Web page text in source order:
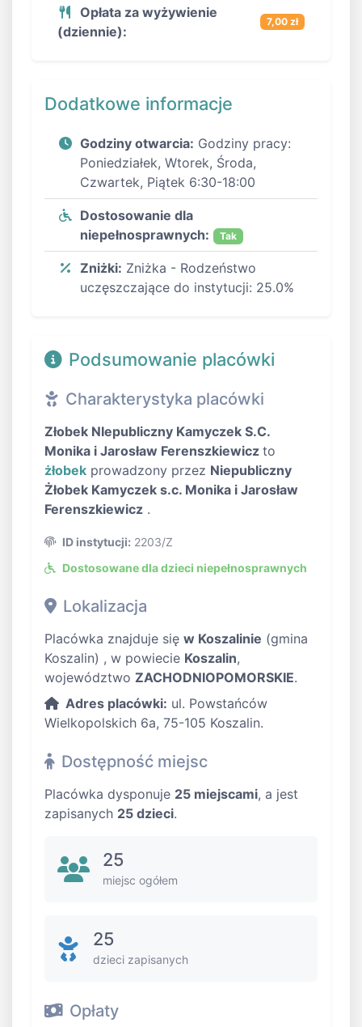
Opłata za wyżywienie
(dziennie):
7,00 zł
Dodatkowe informacje
Godziny otwarcia: Godziny pracy:
Poniedziałek, Wtorek, Środa,
Czwartek, Piątek 6:30-18:00
Dostosowanie dla
niepełnosprawnych:
Tak
Zniżki: Zniżka - Rodzeństwo
uczęszczające do instytucji: 25.0%
Podsumowanie placówki
Charakterystyka placówki
Złobek NIepubliczny Kamyczek S.C.
Monika i Jarosław Ferenszkiewicz to
żłobek prowadzony przez Niepubliczny
Żłobek Kamyczek s.c. Monika i Jarosław
Ferenszkiewicz .
ID instytucji: 2203/Z
Dostosowane dla dzieci niepełnosprawnych
Lokalizacja
Placówka znajduje się w Koszalinie (gmina
Koszalin) , w powiecie Koszalin,
województwo ZACHODNIOPOMORSKIE.
Adres placówki: ul. Powstańców
Wielkopolskich 6a, 75-105 Koszalin.
Dostępność miejsc
Placówka dysponuje 25 miejscami, a jest
zapisanych 25 dzieci.
25
miejsc ogółem
25
dzieci zapisanych
Opłaty